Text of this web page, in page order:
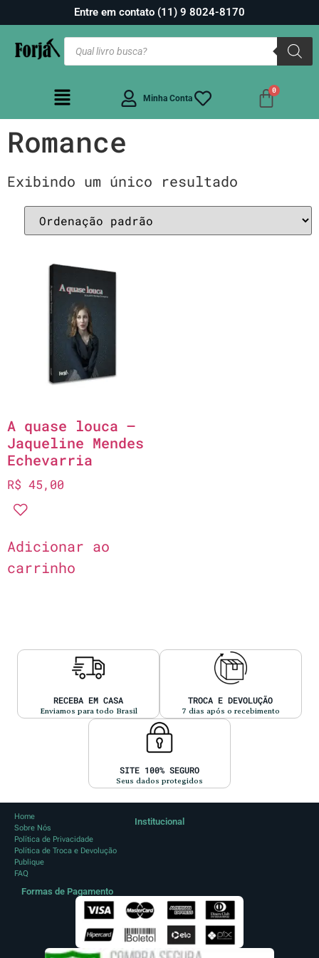
Entre em contato (11) 9 8024-8170
Minha Conta
Romance
Exibindo um único resultado
A quase louca –
Jaqueline Mendes
Echevarria
R$ 45,00
Adicionar ao
carrinho
RECEBA EM CASA
Enviamos para todo Brasil
TROCA E DEVOLUÇÃO
7 dias após o recebimento
SITE 100% SEGURO
Seus dados protegidos
Institucional
Home
Sobre Nós
Política de Privacidade
Política de Troca e Devolução
Publique
FAQ
Formas de Pagamento